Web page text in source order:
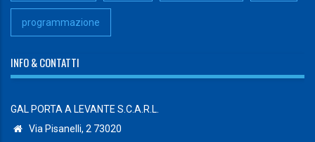
programmazione
INFO & CONTATTI
GAL PORTA A LEVANTE S.C.A.R.L.
Via Pisanelli, 2 73020